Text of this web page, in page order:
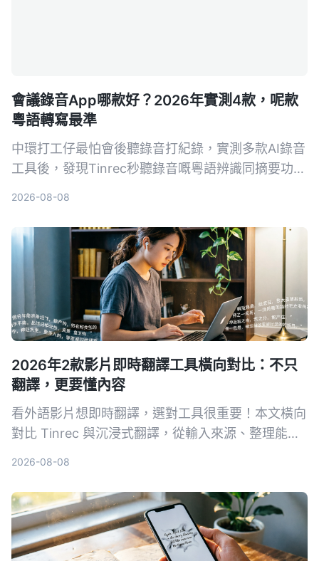
會議錄音App哪款好？2026年實測4款，呢款
粵語轉寫最準
中環打工仔最怕會後聽錄音打紀錄，實測多款AI錄音
工具後，發現Tinrec秒聽錄音嘅粵語辨識同摘要功能
2026-08-08
2026年2款影片即時翻譯工具橫向對比：不只
翻譯，更要懂內容
看外語影片想即時翻譯，選對工具很重要！本文橫向
對比 Tinrec 與沉浸式翻譯，從輸入來源、整理能力
2026-08-08